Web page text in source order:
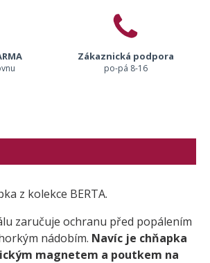
Zákaznická podpora
po-pá 8-16
z kolekce BERTA.
zaručuje ochranu před popálením
nádobím. Navíc je chňapka
magnetem a poutkem na